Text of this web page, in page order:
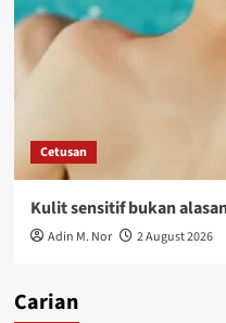
Cetusan
Kulit sensitif bukan
Adin M. Nor 2 August 2026
Carian